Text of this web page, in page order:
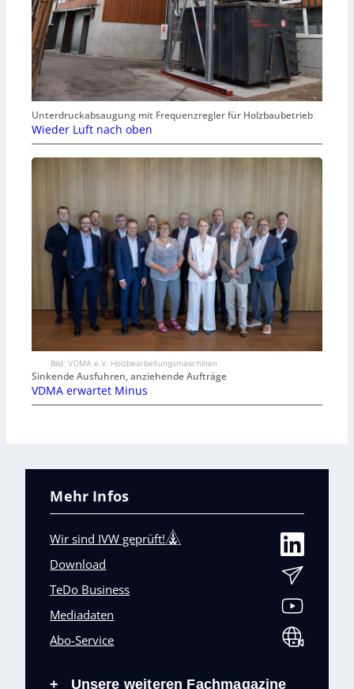
Unterdruckabsaugung mit Frequenzregler für Holzbaubetrieb
Wieder Luft nach oben
Bild: VDMA e.V. Holzbearbeitungsmaschinen
Sinkende Ausfuhren, anziehende Aufträge
VDMA erwartet Minus
Mehr Infos
Wir sind IVW geprüft!
Download
TeDo Business
Mediadaten
Abo-Service
+ Unsere weiteren Fachmagazine